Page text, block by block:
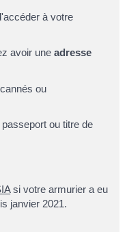
à votre
avoir uneadresse
ou
ou titre de
si votre armurier a eu
janvier 2021.